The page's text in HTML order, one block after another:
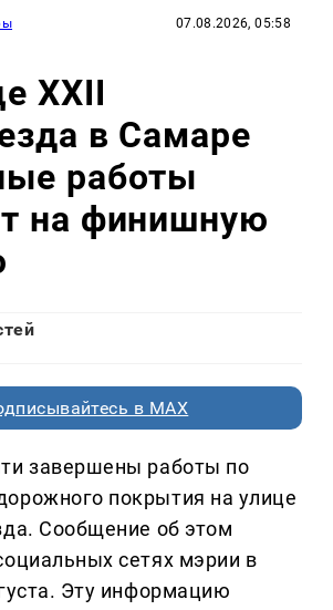
07.08.2026, 05:58
XXII
в Самаре
работы
на финишную
в MAX
завершены работы по
покрытия на улице
Сообщение об этом
сетях мэрии в
Эту информацию